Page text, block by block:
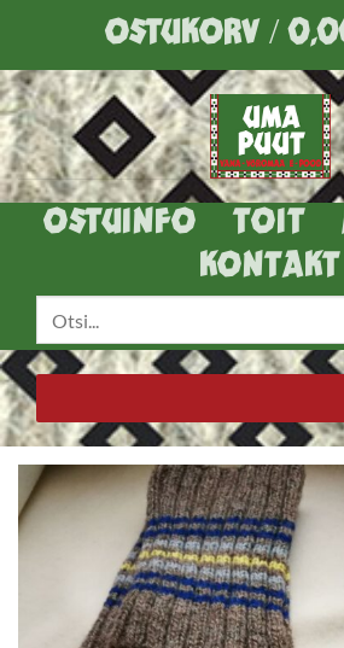
content
OSTUKORV /
OSTUINFO TOIT
KONTAKT